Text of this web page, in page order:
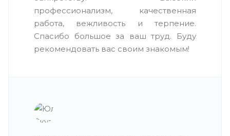
профессионализм, качественная
работа, вежливость и терпение.
Спасибо большое за ваш труд. Буду
рекомендовать вас своим знакомым!